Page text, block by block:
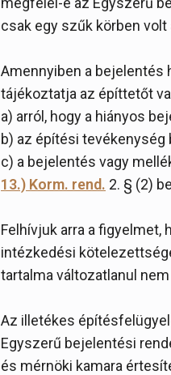
csak egy szűk körben
Amennyiben a bejelentés
tájékoztatja az építtetőt
a) arról, hogy a hiányos
b) az építési
c) a bejelentés vagy
13.) Korm. rend. 2. § (2)
Felhívjuk arra a figyelmet,
intézkedési
tartalma változatlanul
Az illetékes
Egyszerű bejelentési
és mérnöki kamara